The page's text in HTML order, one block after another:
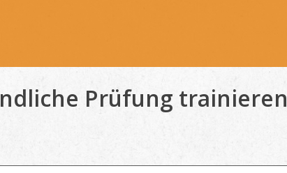
Prüfung trainieren